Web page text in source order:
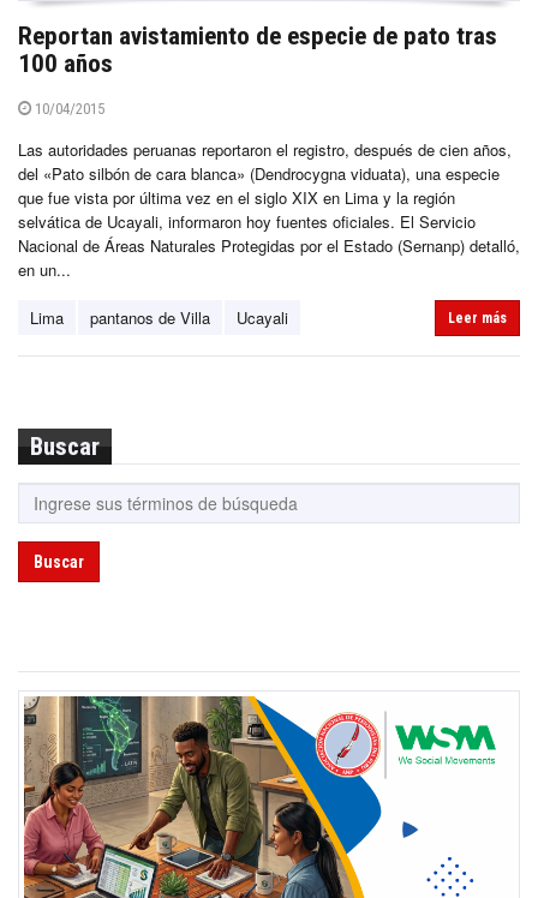
Reportan avistamiento de especie de pato tras
100 años
10/04/2015
Las autoridades peruanas reportaron el registro, después de cien años,
del «Pato silbón de cara blanca» (Dendrocygna viduata), una especie
que fue vista por última vez en el siglo XIX en Lima y la región
selvática de Ucayali, informaron hoy fuentes oficiales. El Servicio
Nacional de Áreas Naturales Protegidas por el Estado (Sernanp) detalló,
en un...
Lima pantanos de Villa Ucayali Leer más
Buscar
Buscar